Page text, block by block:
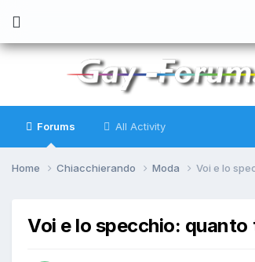
Forums All Activity
Home Chiacchierando Moda Voi e lo
Voi e lo specchio: